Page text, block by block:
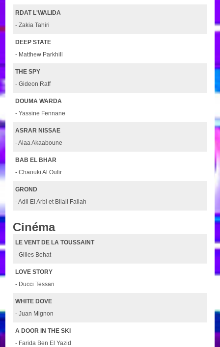
RDAT L'WALIDA
- Zakia Tahiri
DEEP STATE
- Matthew Parkhill
THE SPY
- Gideon Raff
DOUMA WARDA
- Yassine Fennane
ASRAR NISSAE
- Alaa Akaaboune
BAB EL BHAR
- Chaouki Al Oufir
GROND
- Adil El Arbi et Bilall Fallah
Cinéma
LE VENT DE LA TOUSSAINT
- Gilles Behat
LOVE STORY
- Ducci Tessari
WHITE DOVE
- Juan Mignon
A DOOR IN THE SKI
- Farida Ben El Yazid